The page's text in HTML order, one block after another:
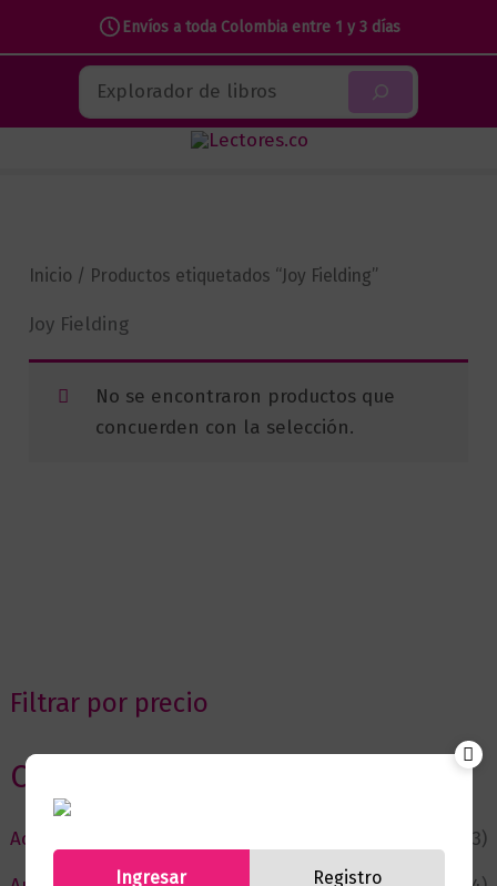
Envíos a toda Colombia entre 1 y 3 días
contenido
Buscar
Filtrar por precio
Categorias
Actualidad
(53)
Inicio / Productos etiquetados “Joy Fielding”
Joy Fielding
No se encontraron productos que
concuerden con la selección.
Ingresar Registro